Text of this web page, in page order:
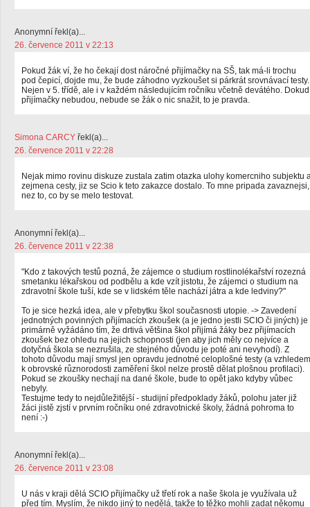
Anonymní řekl(a)...
26. července 2011 v 22:13
Pokud žák ví, že ho čekají dost náročné přijímačky na SŠ, tak má-li trochu
pod čepicí, dojde mu, že bude záhodno vyzkoušet si párkrát srovnávací testy.
Nejen v 5. třídě, ale i v každém následujícím ročníku včetně devátého. Dokud
přijímačky nebudou, nebude se žák o nic snažit, to je pravda.
Simona CARCY řekl(a)...
26. července 2011 v 22:28
Nejak mimo rovinu diskuze zustala zatim otazka ulohy komercniho subjektu
zejmena cesty, jiz se Scio k teto zakazce dostalo. To mne pripada zavaznejsi,
nez to, co by se melo testovat.
Anonymní řekl(a)...
26. července 2011 v 22:38
"Kdo z takových testů pozná, že zájemce o studium rostlinolékařství rozezná
smetanku lékařskou od podbělu a kde vzít jistotu, že zájemci o studium na
zdravotní škole tuší, kde se v lidském těle nachází játra a kde ledviny?"
To je sice hezká idea, ale v přebytku škol současnosti utopie. -> Zavedení
jednotných povinných přijímacích zkoušek (a je jedno jestli SCIO či jiných) je
primárně vyžádáno tím, že drtivá většina škol přijímá žáky bez přijímacích
zkoušek bez ohledu na jejich schopnosti (jen aby jich měly co nejvíce a
dotyčná škola se nezrušila, ze stejného důvodu je poté ani nevyhodí). Z
tohoto důvodu mají smysl jen opravdu jednotné celoplošné testy (a vzhledem
k obrovské různorodosti zaměření škol nelze prostě dělat plošnou profilaci).
Pokud se zkoušky nechají na dané škole, bude to opět jako kdyby vůbec
nebyly.
Testujme tedy to nejdůležitější - studijní předpoklady žáků, polohu jater již
žáci jistě zjstí v prvním ročníku oné zdravotnické školy, žádná pohroma to
není :-)
Anonymní řekl(a)...
26. července 2011 v 23:08
U nás v kraji dělá SCIO přijímačky už třetí rok a naše škola je využívala už
před tím. Myslím, že nikdo jiný to nedělá, takže to těžko mohli zadat někomu